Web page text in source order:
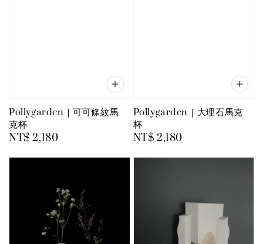
Pollygarden｜可可條紋馬
克杯
Regular
NT$ 2,180
Pollygarden｜大理石馬克
杯
Regular
NT$ 2,180